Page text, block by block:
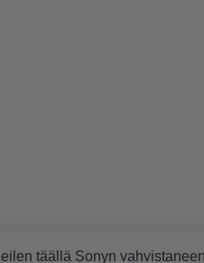
eilen täällä Sonyn